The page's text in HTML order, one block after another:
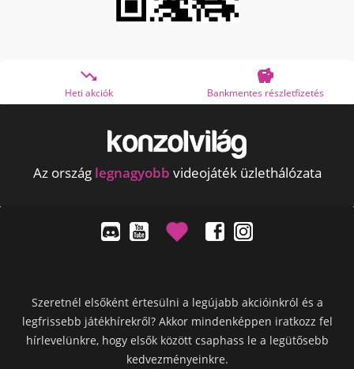
Bankmentes részletfizetés OTP Online Áruhitel
Az ország legnagyobb videojáték üzlethálózata
Szeretnél elsőként értesülni a legújabb akcióinkról és a
legfrissebb játékhírekről? Akkor mindenképpen iratkozz fel
hírlevelünkre, hogy elsők között csaphass le a legütősebb
kedvezményeinkre.